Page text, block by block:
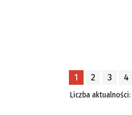
1 2 3 4
Liczba aktualności: